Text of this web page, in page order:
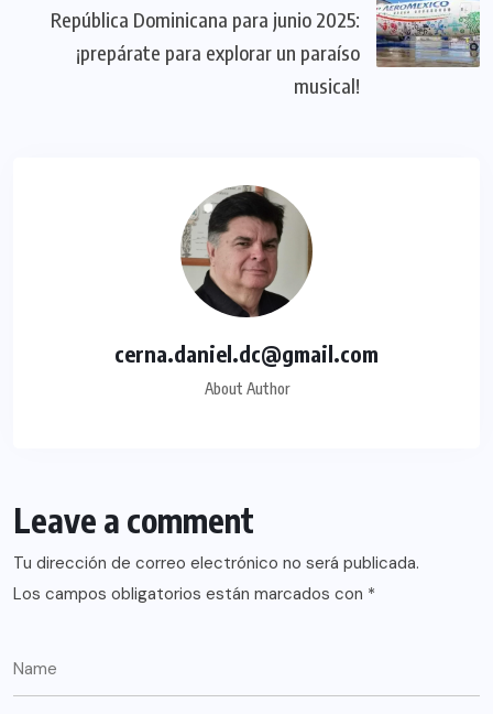
República Dominicana para junio 2025:
¡prepárate para explorar un paraíso
musical!
cerna.daniel.dc@gmail.com
About Author
Leave a comment
Tu dirección de correo electrónico no será publicada.
Los campos obligatorios están marcados con *